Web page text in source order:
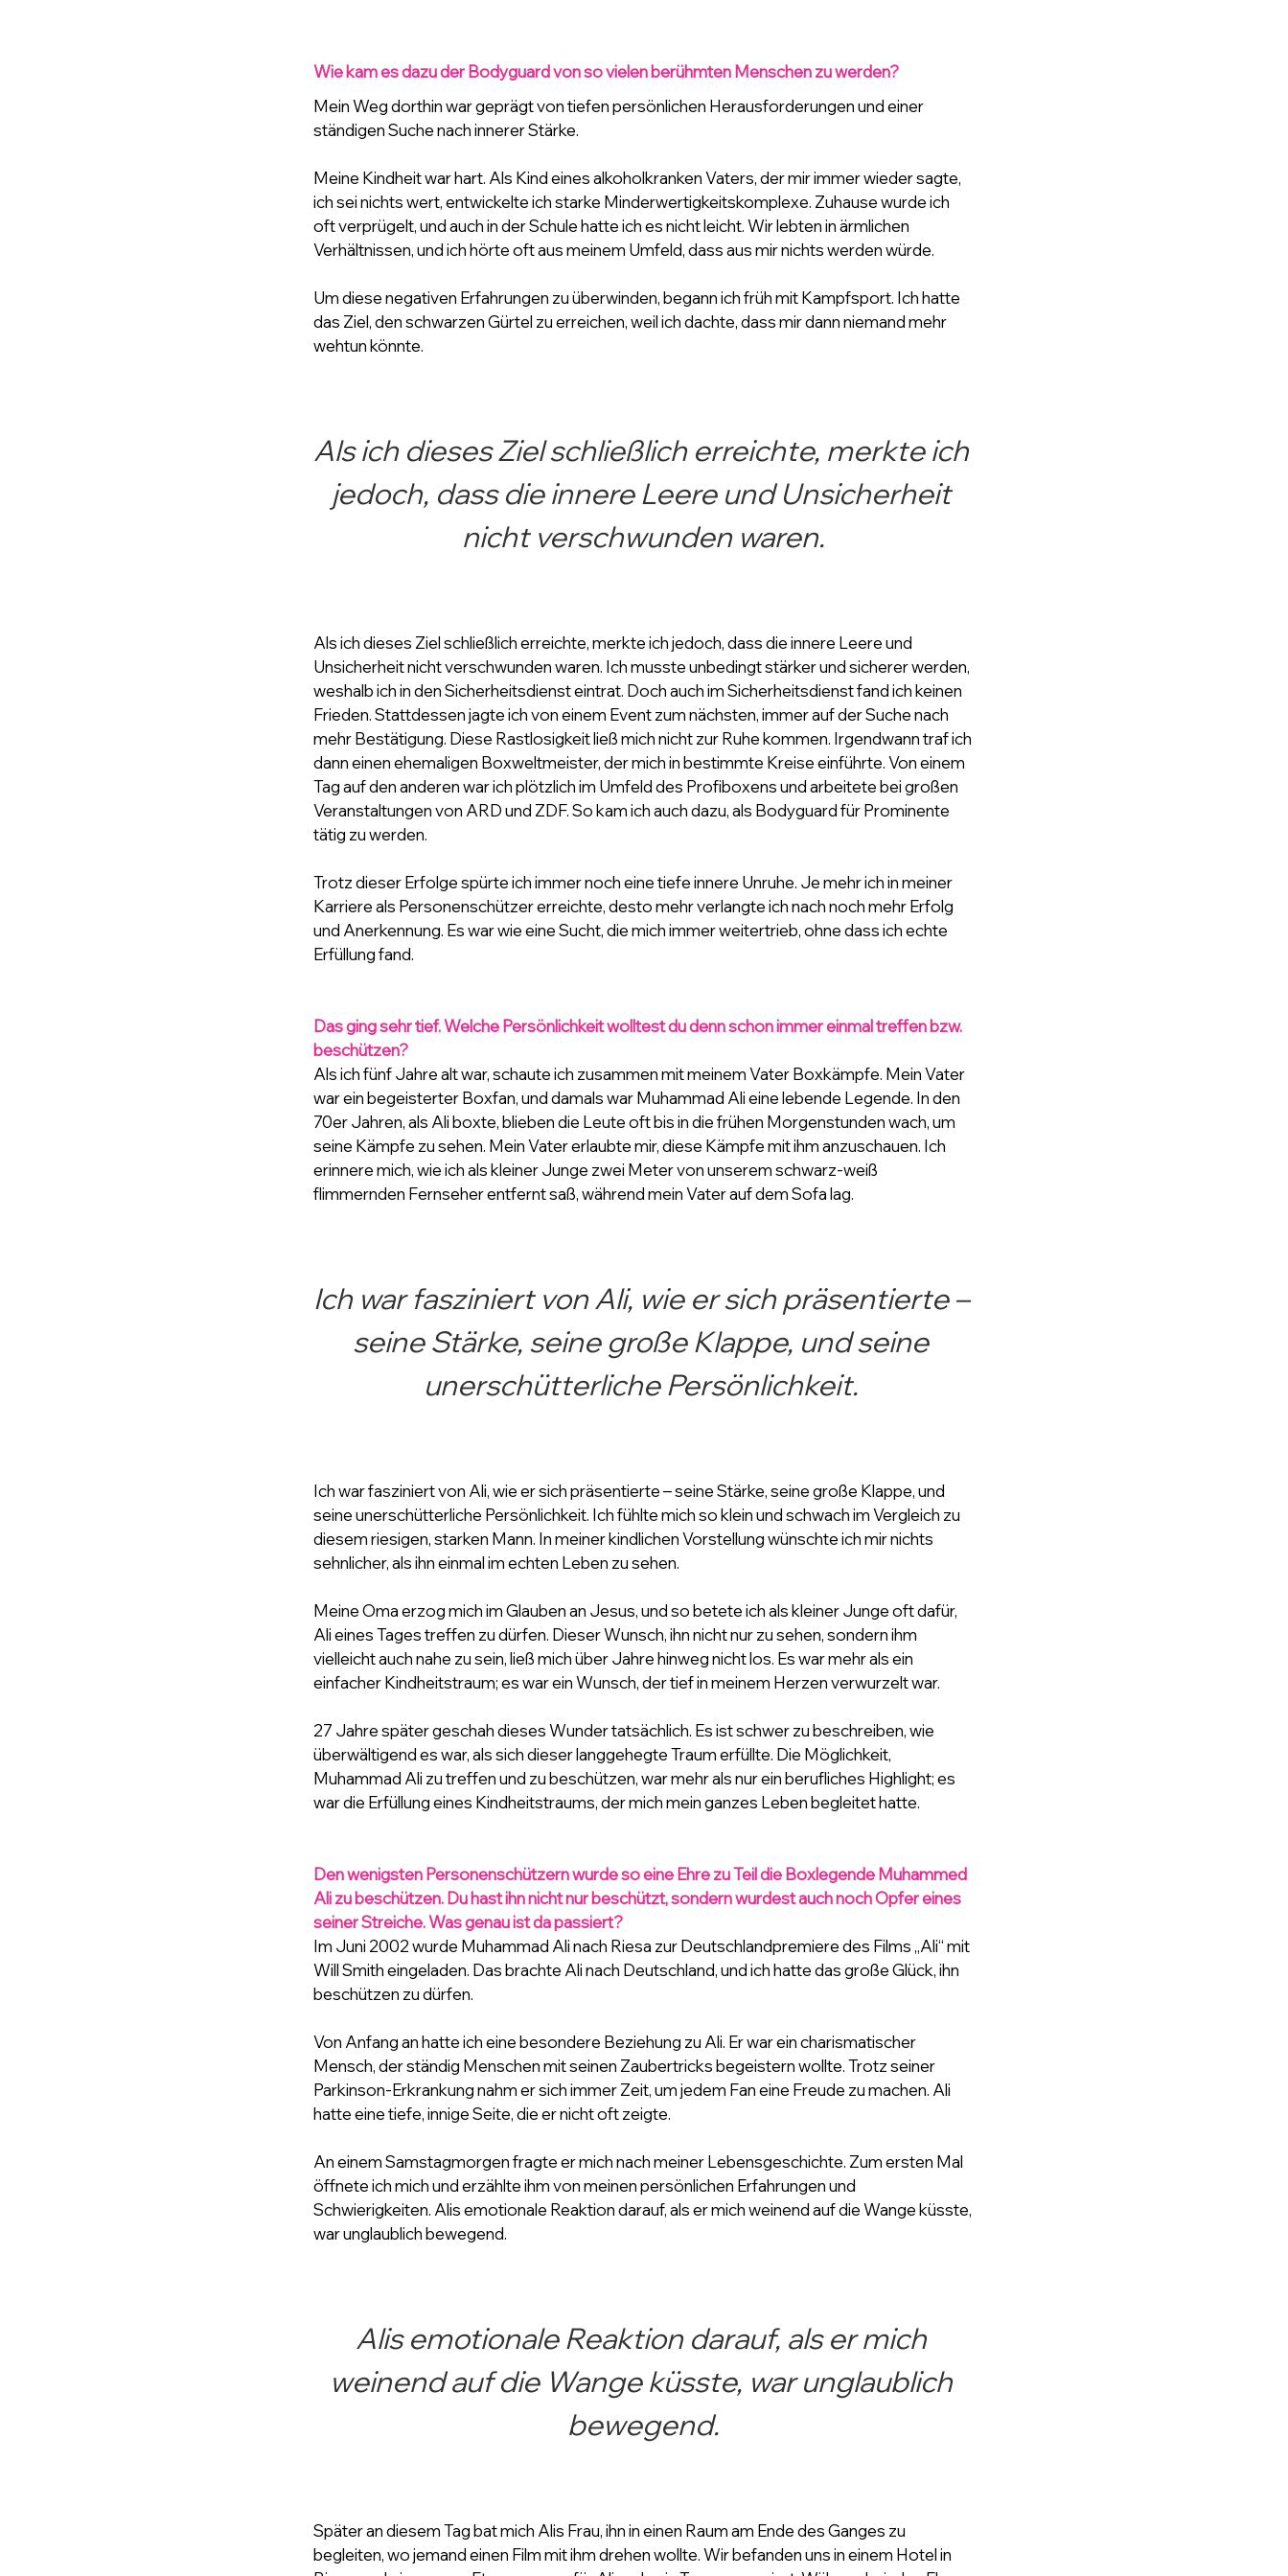
Wie kam es dazu der Bodyguard von so vielen berühmten Menschen zu werden?
Mein Weg dorthin war geprägt von tiefen persönlichen Herausforderungen und einer
ständigen Suche nach innerer Stärke.
Meine Kindheit war hart. Als Kind eines alkoholkranken Vaters, der mir immer wieder sagte,
ich sei nichts wert, entwickelte ich starke Minderwertigkeitskomplexe. Zuhause wurde ich
oft verprügelt, und auch in der Schule hatte ich es nicht leicht. Wir lebten in ärmlichen
Verhältnissen, und ich hörte oft aus meinem Umfeld, dass aus mir nichts werden würde.
Um diese negativen Erfahrungen zu überwinden, begann ich früh mit Kampfsport. Ich hatte
das Ziel, den schwarzen Gürtel zu erreichen, weil ich dachte, dass mir dann niemand mehr
wehtun könnte.
Als ich dieses Ziel schließlich erreichte, merkte ich
jedoch, dass die innere Leere und Unsicherheit
nicht verschwunden waren.
Als ich dieses Ziel schließlich erreichte, merkte ich jedoch, dass die innere Leere und
Unsicherheit nicht verschwunden waren. Ich musste unbedingt stärker und sicherer werden,
weshalb ich in den Sicherheitsdienst eintrat. Doch auch im Sicherheitsdienst fand ich keinen
Frieden. Stattdessen jagte ich von einem Event zum nächsten, immer auf der Suche nach
mehr Bestätigung. Diese Rastlosigkeit ließ mich nicht zur Ruhe kommen. Irgendwann traf ich
dann einen ehemaligen Boxweltmeister, der mich in bestimmte Kreise einführte. Von einem
Tag auf den anderen war ich plötzlich im Umfeld des Profiboxens und arbeitete bei großen
Veranstaltungen von ARD und ZDF. So kam ich auch dazu, als Bodyguard für Prominente
tätig zu werden.
Trotz dieser Erfolge spürte ich immer noch eine tiefe innere Unruhe. Je mehr ich in meiner
Karriere als Personenschützer erreichte, desto mehr verlangte ich nach noch mehr Erfolg
und Anerkennung. Es war wie eine Sucht, die mich immer weitertrieb, ohne dass ich echte
Erfüllung fand.
Das ging sehr tief. Welche Persönlichkeit wolltest du denn schon immer einmal treffen bzw.
beschützen?
Als ich fünf Jahre alt war, schaute ich zusammen mit meinem Vater Boxkämpfe. Mein Vater
war ein begeisterter Boxfan, und damals war Muhammad Ali eine lebende Legende. In den
70er Jahren, als Ali boxte, blieben die Leute oft bis in die frühen Morgenstunden wach, um
seine Kämpfe zu sehen. Mein Vater erlaubte mir, diese Kämpfe mit ihm anzuschauen. Ich
erinnere mich, wie ich als kleiner Junge zwei Meter von unserem schwarz-weiß
flimmernden Fernseher entfernt saß, während mein Vater auf dem Sofa lag.
Ich war fasziniert von Ali, wie er sich präsentierte –
seine Stärke, seine große Klappe, und seine
unerschütterliche Persönlichkeit.
Ich war fasziniert von Ali, wie er sich präsentierte – seine Stärke, seine große Klappe, und
seine unerschütterliche Persönlichkeit. Ich fühlte mich so klein und schwach im Vergleich zu
diesem riesigen, starken Mann. In meiner kindlichen Vorstellung wünschte ich mir nichts
sehnlicher, als ihn einmal im echten Leben zu sehen.
Meine Oma erzog mich im Glauben an Jesus, und so betete ich als kleiner Junge oft dafür,
Ali eines Tages treffen zu dürfen. Dieser Wunsch, ihn nicht nur zu sehen, sondern ihm
vielleicht auch nahe zu sein, ließ mich über Jahre hinweg nicht los. Es war mehr als ein
einfacher Kindheitstraum; es war ein Wunsch, der tief in meinem Herzen verwurzelt war.
27 Jahre später geschah dieses Wunder tatsächlich. Es ist schwer zu beschreiben, wie
überwältigend es war, als sich dieser langgehegte Traum erfüllte. Die Möglichkeit,
Muhammad Ali zu treffen und zu beschützen, war mehr als nur ein berufliches Highlight; es
war die Erfüllung eines Kindheitstraums, der mich mein ganzes Leben begleitet hatte.
Den wenigsten Personenschützern wurde so eine Ehre zu Teil die Boxlegende Muhammed
Ali zu beschützen. Du hast ihn nicht nur beschützt, sondern wurdest auch noch Opfer eines
seiner Streiche. Was genau ist da passiert?
Im Juni 2002 wurde Muhammad Ali nach Riesa zur Deutschlandpremiere des Films „Ali“ mit
Will Smith eingeladen. Das brachte Ali nach Deutschland, und ich hatte das große Glück, ihn
beschützen zu dürfen.
Von Anfang an hatte ich eine besondere Beziehung zu Ali. Er war ein charismatischer
Mensch, der ständig Menschen mit seinen Zaubertricks begeistern wollte. Trotz seiner
Parkinson-Erkrankung nahm er sich immer Zeit, um jedem Fan eine Freude zu machen. Ali
hatte eine tiefe, innige Seite, die er nicht oft zeigte.
An einem Samstagmorgen fragte er mich nach meiner Lebensgeschichte. Zum ersten Mal
öffnete ich mich und erzählte ihm von meinen persönlichen Erfahrungen und
Schwierigkeiten. Alis emotionale Reaktion darauf, als er mich weinend auf die Wange küsste,
war unglaublich bewegend.
Alis emotionale Reaktion darauf, als er mich
weinend auf die Wange küsste, war unglaublich
bewegend.
Später an diesem Tag bat mich Alis Frau, ihn in einen Raum am Ende des Ganges zu
begleiten, wo jemand einen Film mit ihm drehen wollte. Wir befanden uns in einem Hotel in